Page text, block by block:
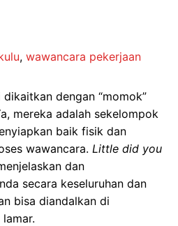
, wawancara pekerjaan
dikaitkan dengan “momok”
mereka adalah sekelompok
baik fisik dan
wawancara. Little did you
dan
secara keseluruhan dan
bisa diandalkan di